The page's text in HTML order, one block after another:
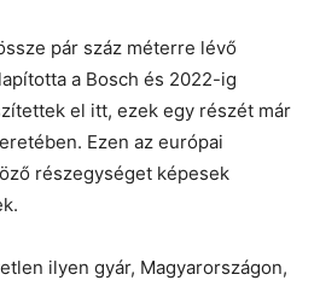
pár száz méterre lévő
a Bosch és 2022-ig
el itt, ezek egy részét már
Ezen az európai
részegységet képesek
ilyen gyár, Magyarországon,